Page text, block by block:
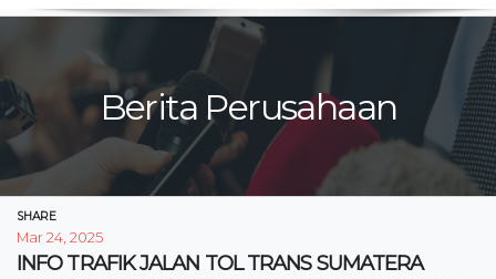
Berita Perusahaan
SHARE
Mar 24, 2025
INFO TRAFIK JALAN TOL TRANS SUMATERA